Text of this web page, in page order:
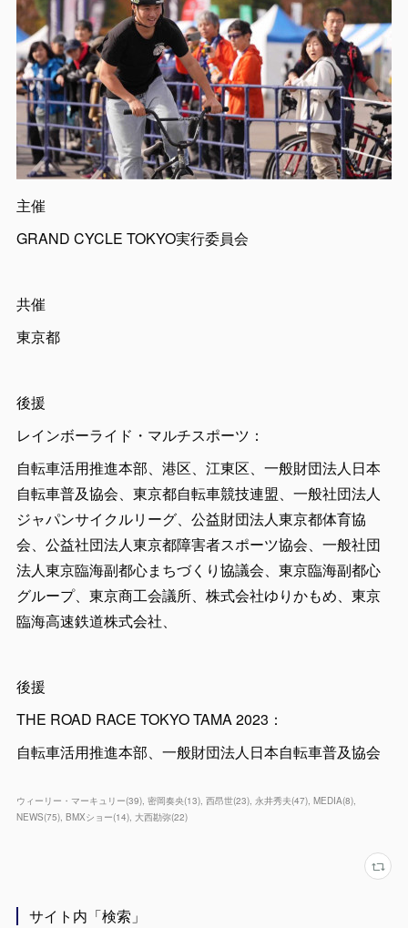
主催
GRAND CYCLE TOKYO実行委員会
共催
東京都
後援
レインボーライド・マルチスポーツ：
自転車活用推進本部、港区、江東区、一般財団法人日本
自転車普及協会、東京都自転車競技連盟、一般社団法人
ジャパンサイクルリーグ、公益財団法人東京都体育協
会、公益社団法人東京都障害者スポーツ協会、一般社団
法人東京臨海副都心まちづくり協議会、東京臨海副都心
グループ、東京商工会議所、株式会社ゆりかもめ、東京
臨海高速鉄道株式会社、
後援
THE ROAD RACE TOKYO TAMA 2023：
自転車活用推進本部、一般財団法人日本自転車普及協会
ウィーリー・マーキュリー(39) 密岡奏央(13) 西昂世(23) 永井秀夫(47) MEDIA(8)
NEWS(75) BMXショー(14) 大西勘弥(22)
サイト内「検索」